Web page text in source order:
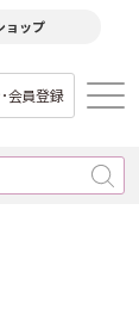
ョップ
会員登録